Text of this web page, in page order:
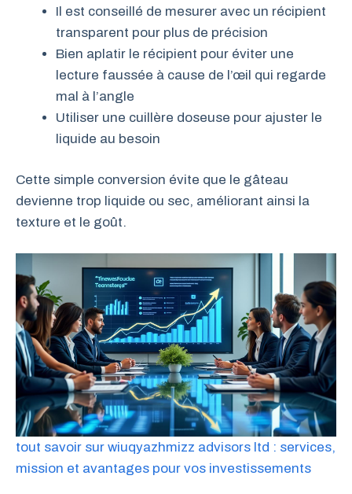
Il est conseillé de mesurer avec un récipient
transparent pour plus de précision
Bien aplatir le récipient pour éviter une
lecture faussée à cause de l’œil qui regarde
mal à l’angle
Utiliser une cuillère doseuse pour ajuster le
liquide au besoin
Cette simple conversion évite que le gâteau
devienne trop liquide ou sec, améliorant ainsi la
texture et le goût.
tout savoir sur wiuqyazhmizz advisors ltd : services,
mission et avantages pour vos investissements